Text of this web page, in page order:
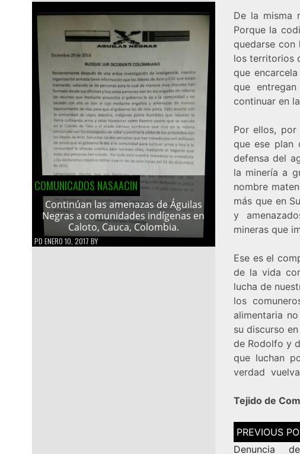
COMUNICADOS NASAACIN
Continúan las amenazas de Águilas
Negras a comunidades indígenas en
Caloto, Cauca, Colombia.
PD ENERO 10, 2017 BY
De la misma
Porque la
quedarse
los territorios
que
que
continuar en
Por ellos,
que ese plan
defensa del
la minería a
nombre
más que en
y
mineras que
Ese es el
de la vida
lucha de
los
alimentaria
su discurso
de Rodolfo y
que luchan
verdad
Tejido de
Navegación
de
entradas
Denuncia